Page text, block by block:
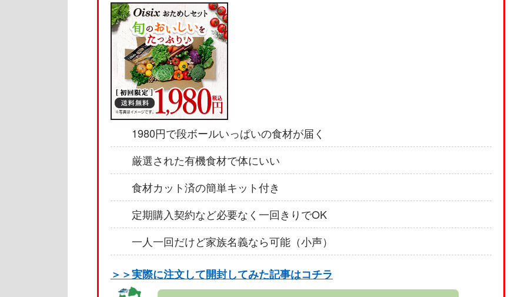
1980円で段ボールいっぱいの食材が届く
厳選された有機食材で体にいい
食材カット済の簡単キット付き
定期購入契約など必要なく一回きりでOK
一人一回だけど家族名義なら可能（小声）
＞＞実際に注文して開封してみた記事はコチラ